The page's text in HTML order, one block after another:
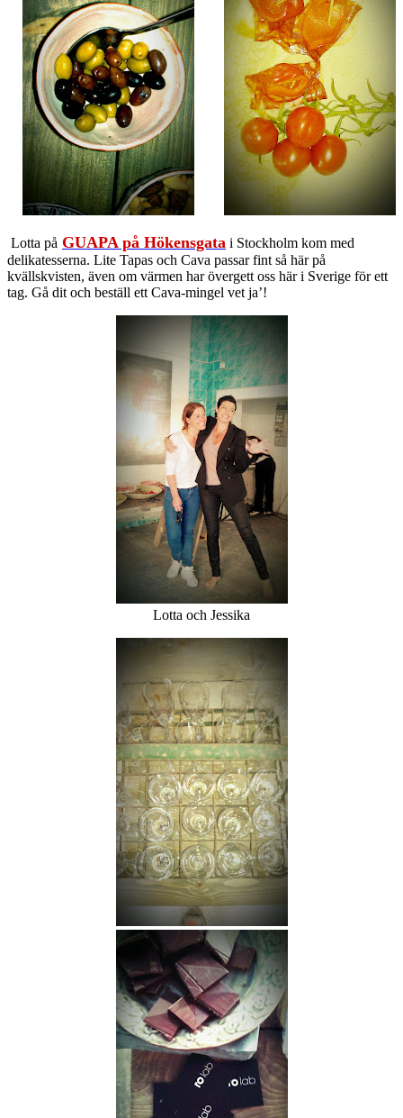
Lotta på GUAPA på Hökensgata i Stockholm kom med
delikatesserna. Lite Tapas och Cava passar fint så här på
kvällskvisten, även om värmen har övergett oss här i Sverige för ett
tag. Gå dit och beställ ett Cava-mingel vet ja’!
Lotta och Jessika